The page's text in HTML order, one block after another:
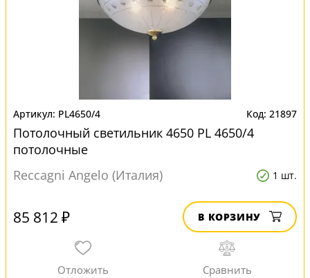
PL4650/4 21897
Потолочный светильник 4650 PL 4650/4
потолочные
Reccagni Angelo (Италия)
1 шт.
85 812 ₽ В КОРЗИНУ